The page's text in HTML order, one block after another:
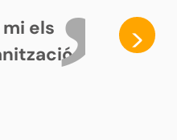
els
>